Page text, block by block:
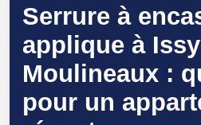
Serrure à
applique à
Moulineaux :
pour un